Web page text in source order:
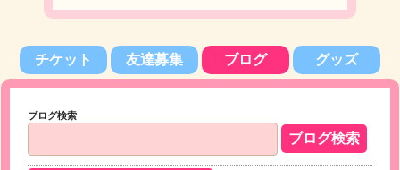
チケット 友達募集 ブログ グッズ
ブログ検索